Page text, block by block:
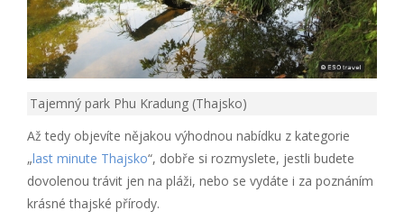
Tajemný park Phu Kradung (Thajsko)
Až tedy objevíte nějakou výhodnou nabídku z kategorie
„last minute Thajsko“, dobře si rozmyslete, jestli budete
dovolenou trávit jen na pláži, nebo se vydáte i za poznáním
krásné thajské přírody.